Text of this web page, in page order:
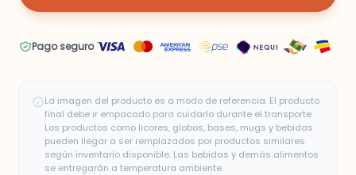
Pago seguro
La imagen del producto es a modo de referencia. El producto
final debe ir empacado para cuidarlo durante el transporte.
Los productos como licores, globos, bases, mugs y bebidas
pueden llegar a ser remplazados por productos similares
según inventario disponible. Las bebidas y demás alimentos
se entregarán a temperatura ambiente.